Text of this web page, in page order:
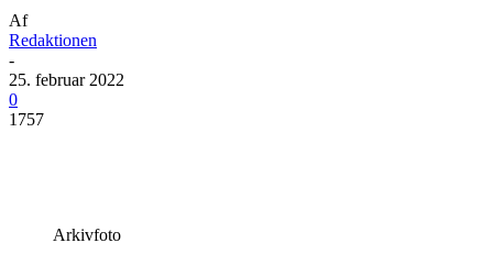
Af
Redaktionen
-
25. februar 2022
0
1757
Arkivfoto